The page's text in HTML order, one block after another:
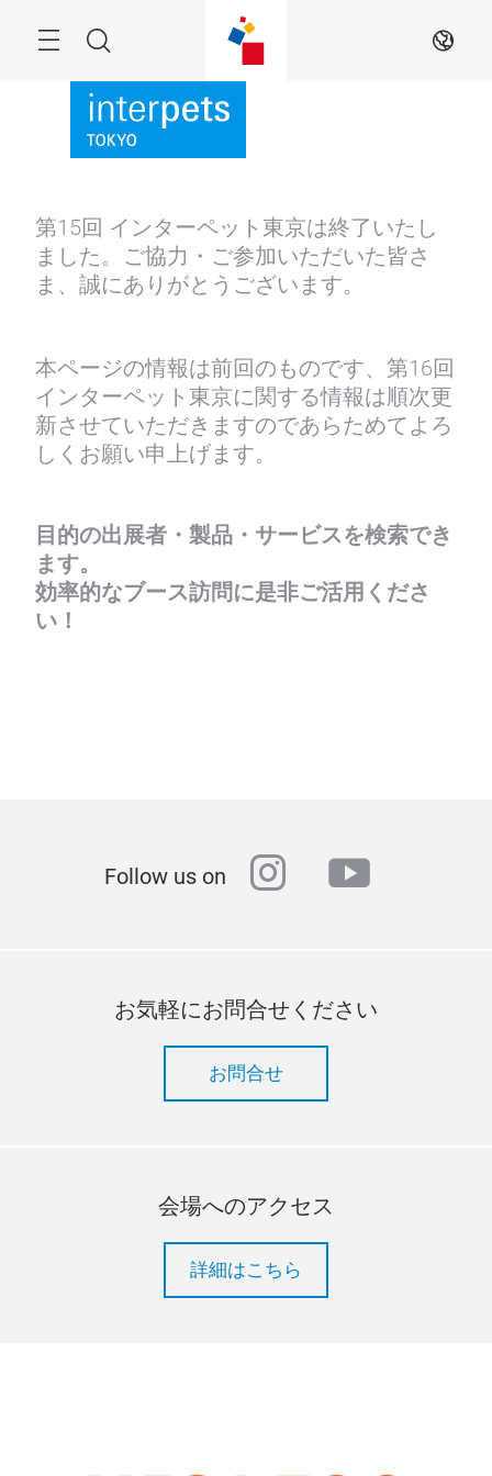
Search JA
第15回 インターペット東京は終了いたし
ました。ご協力・ご参加いただいた皆さ
ま、誠にありがとうございます。
本ページの情報は前回のものです、第16回
インターペット東京に関する情報は順次更
新させていただきますのであらためてよろ
しくお願い申上げます。
目的の出展者・製品・サービスを検索でき
ます。
効率的なブース訪問に是非ご活用くださ
い！
Follow us on instagram
youtube
お気軽にお問合せください
お問合せ
会場へのアクセス
詳細はこちら